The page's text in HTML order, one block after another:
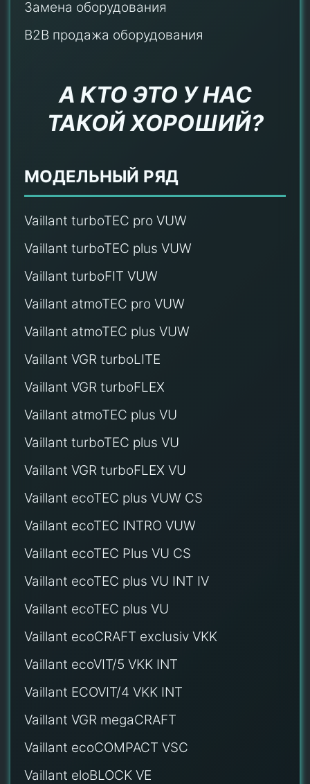
Замена оборудования
B2B продажа оборудования
А КТО ЭТО У НАС
ТАКОЙ ХОРОШИЙ?
МОДЕЛЬНЫЙ РЯД
Vaillant turboTEC pro VUW
Vaillant turboTEC plus VUW
Vaillant turboFIT VUW
Vaillant atmoTEC pro VUW
Vaillant atmoTEC plus VUW
Vaillant VGR turboLITE
Vaillant VGR turboFLEX
Vaillant atmoTEC plus VU
Vaillant turboTEC plus VU
Vaillant VGR turboFLEX VU
Vaillant ecoTEC plus VUW CS
Vaillant ecoTEC INTRO VUW
Vaillant ecoTEC Plus VU CS
Vaillant ecoTEC plus VU INT IV
Vaillant ecoTEC plus VU
Vaillant ecoCRAFT exclusiv VKK
Vaillant ecoVIT/5 VKK INT
Vaillant ECOVIT/4 VKK INT
Vaillant VGR megaCRAFT
Vaillant ecoCOMPACT VSC
Vaillant eloBLOCK VE